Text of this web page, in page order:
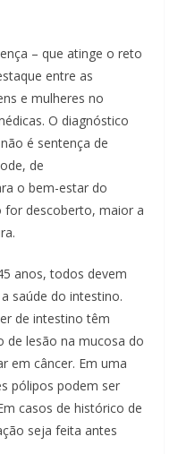
– que atinge o reto
entre as
e mulheres no
O diagnóstico
é sentença de
de
o bem-estar do
for descoberto, maior a
anos, todos devem
saúde do intestino.
de intestino têm
de lesão na mucosa do
em câncer. Em uma
pólipos podem ser
casos de histórico de
seja feita antes